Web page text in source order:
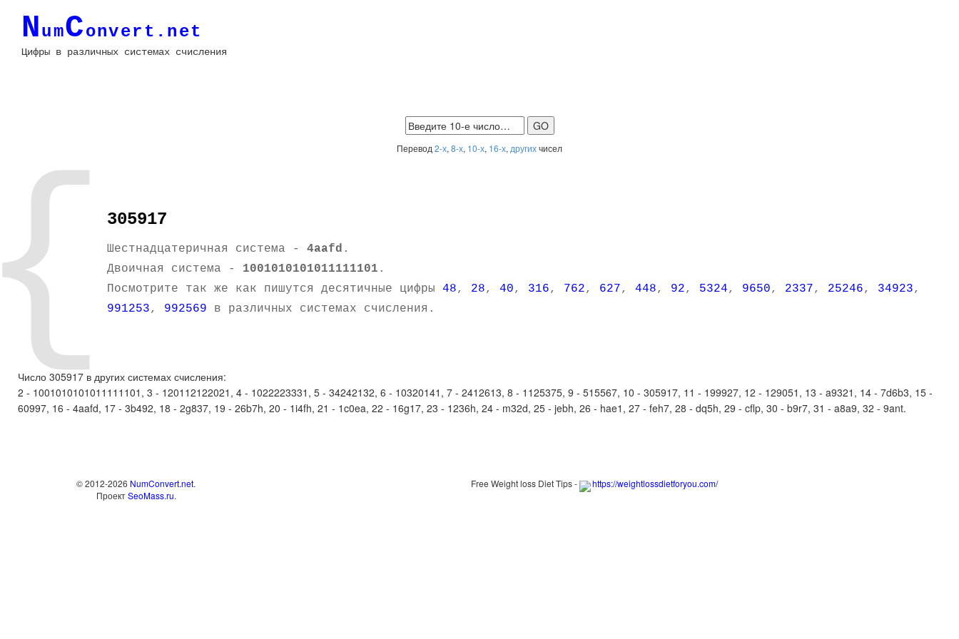
NumConvert.net
Цифры в различных системах счисления
Перевод 2-х, 8-х, 10-х, 16-х, другихчисел
305917
Шестнадцатеричная система - 4aafd .
Двоичная система - 1001010101011111101 .
Посмотрите так же как пишутся десятичные цифры 48, 28, 40, 316, 762, 627, 448, 92, 5324, 9650, 2337, 25246, 34923,
991253, 992569 в различных системах счисления.
Число 305917 в других системах счисления:
2 - 1001010101011111101, 3 - 120112122021, 4 - 1022223331, 5 - 34242132, 6 - 10320141, 7 - 2412613, 8 - 1125375, 9 - 515567, 10 - 305917, 11 - 199927, 12 - 129051, 13 - a9321, 14 - 7d6b3, 15 -
60997, 16 - 4aafd, 17 - 3b492, 18 - 2g837, 19 - 26b7h, 20 - 1i4fh, 21 - 1c0ea, 22 - 16g17, 23 - 1236h, 24 - m32d, 25 - jebh, 26 - hae1, 27 - feh7, 28 - dq5h, 29 - cflp, 30 - b9r7, 31 - a8a9, 32 - 9ant.
© 2012-2026 NumConvert.net.
ПроектSeoMass.ru.
Free Weight loss Diet Tips - https://weightlossdietforyou.com/